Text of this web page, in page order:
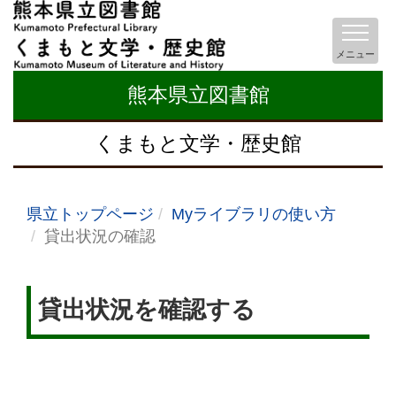
熊本県立図書館
くまもと文学・歴史館
メニュー
県立トップページ
Myライブラリの使い方
貸出状況の確認
貸出状況を確認する